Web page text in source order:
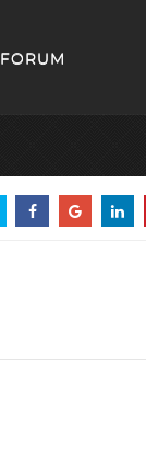
FORUM